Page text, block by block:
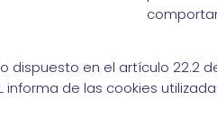
dispuesto en el artículo 22.2
informa de las cookies